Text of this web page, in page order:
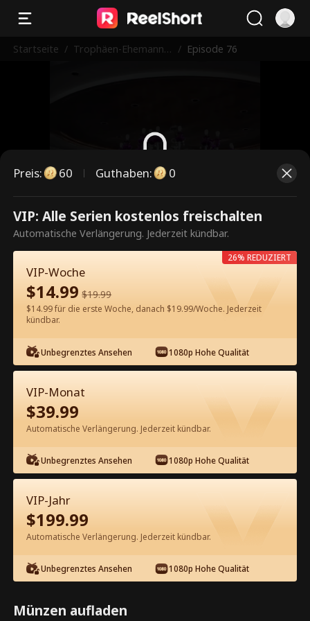
Startseite / Trophäen-Ehemann
/ Episode 76
Dies ist eine kostenpflichtige
Episode. Bitte entsperren, um
weiterzusehen.
60Jetzt entsperren
Kostenlos in der App ansehen
Episode 76 - Trophäen-Ehemann wird
zum Tycoon Kompletter Film
1-50 51-100
76 77 79 80
Preis: 60 Guthaben: 0
VIP: Alle Serien kostenlos freischalten
Automatische Verlängerung. Jederzeit kündbar.
VIP-Woche
$14.99 $19.99
$14.99 für die erste Woche, danach $19.99/Woche. Jederzeit
kündbar.
Unbegrenztes Ansehen 1080p Hohe Qualität
26% REDUZIERT
VIP-Monat
$39.99
Automatische Verlängerung. Jederzeit kündbar.
Unbegrenztes Ansehen 1080p Hohe Qualität
VIP-Jahr
$199.99
Automatische Verlängerung. Jederzeit kündbar.
Unbegrenztes Ansehen 1080p Hohe Qualität
Münzen aufladen